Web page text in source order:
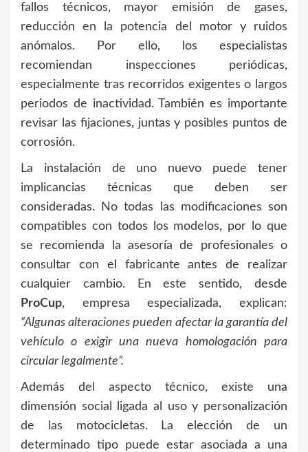
fallos técnicos, mayor emisión de gases,
reducción en la potencia del motor y ruidos
anómalos. Por ello, los especialistas
recomiendan inspecciones periódicas,
especialmente tras recorridos exigentes o largos
periodos de inactividad. También es importante
revisar las fijaciones, juntas y posibles puntos de
corrosión.
La instalación de uno nuevo puede tener
implicancias técnicas que deben ser
consideradas. No todas las modificaciones son
compatibles con todos los modelos, por lo que
se recomienda la asesoría de profesionales o
consultar con el fabricante antes de realizar
cualquier cambio. En este sentido, desde
ProCup, empresa especializada, explican:
“Algunas alteraciones pueden afectar la garantía del
vehículo o exigir una nueva homologación para
circular legalmente”.
Además del aspecto técnico, existe una
dimensión social ligada al uso y personalización
de las motocicletas. La elección de un
determinado tipo puede estar asociada a una